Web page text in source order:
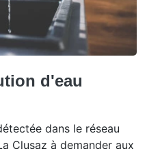
d'eau
dans le réseau
Clusaz à demander aux